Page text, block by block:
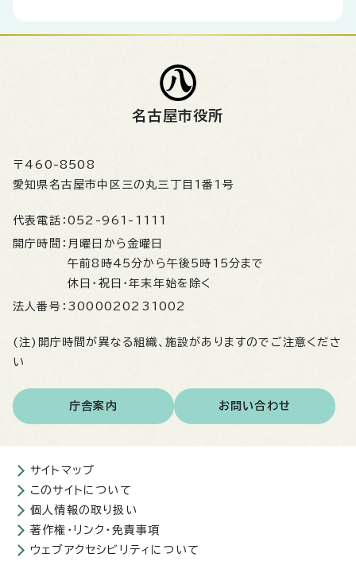
名古屋市役所
〒460-8508
愛知県名古屋市中区三の丸三丁目1番1号
代表電話： 052-961-1111
開庁時間： 月曜日から金曜日
午前8時45分から午後5時15分まで
休日・祝日・年末年始を除く
法人番号： 3000020231002
(注)開庁時間が異なる組織、施設がありますのでご注意くださ
い
庁舎案内 お問い合わせ
サイトマップ
このサイトについて
個人情報の取り扱い
著作権・リンク・免責事項
ウェブアクセシビリティについて